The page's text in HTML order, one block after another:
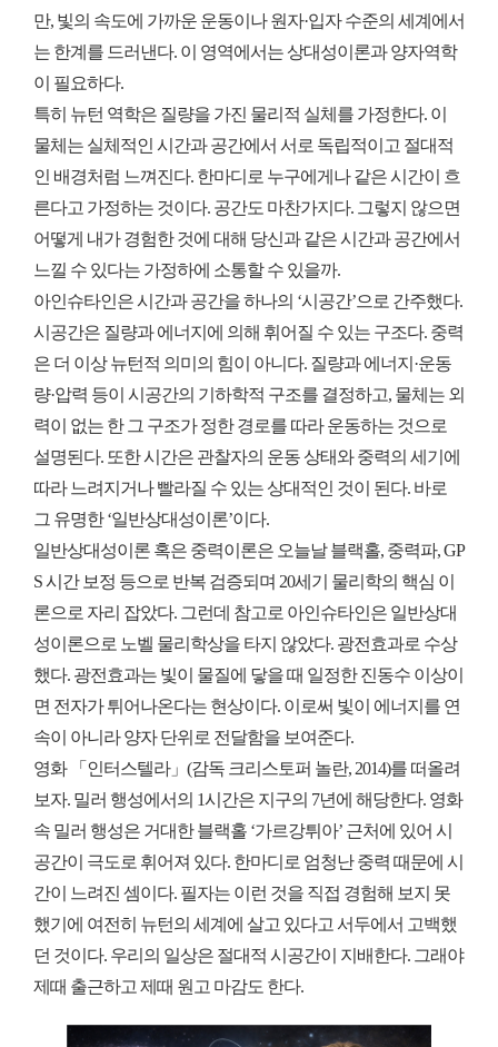
만, 빛의 속도에 가까운 운동이나 원자·입자 수준의 세계에서
는 한계를 드러낸다. 이 영역에서는 상대성이론과 양자역학
이 필요하다.
특히 뉴턴 역학은 질량을 가진 물리적 실체를 가정한다. 이
물체는 실체적인 시간과 공간에서 서로 독립적이고 절대적
인 배경처럼 느껴진다. 한마디로 누구에게나 같은 시간이 흐
른다고 가정하는 것이다. 공간도 마찬가지다. 그렇지 않으면
어떻게 내가 경험한 것에 대해 당신과 같은 시간과 공간에서
느낄 수 있다는 가정하에 소통할 수 있을까.
아인슈타인은 시간과 공간을 하나의 ‘시공간’으로 간주했다.
시공간은 질량과 에너지에 의해 휘어질 수 있는 구조다. 중력
은 더 이상 뉴턴적 의미의 힘이 아니다. 질량과 에너지·운동
량·압력 등이 시공간의 기하학적 구조를 결정하고, 물체는 외
력이 없는 한 그 구조가 정한 경로를 따라 운동하는 것으로
설명된다. 또한 시간은 관찰자의 운동 상태와 중력의 세기에
따라 느려지거나 빨라질 수 있는 상대적인 것이 된다. 바로
그 유명한 ‘일반상대성이론’이다.
일반상대성이론 혹은 중력이론은 오늘날 블랙홀, 중력파, GP
S 시간 보정 등으로 반복 검증되며 20세기 물리학의 핵심 이
론으로 자리 잡았다. 그런데 참고로 아인슈타인은 일반상대
성이론으로 노벨 물리학상을 타지 않았다. 광전효과로 수상
했다. 광전효과는 빛이 물질에 닿을 때 일정한 진동수 이상이
면 전자가 튀어나온다는 현상이다. 이로써 빛이 에너지를 연
속이 아니라 양자 단위로 전달함을 보여준다.
영화 「인터스텔라」(감독 크리스토퍼 놀란, 2014)를 떠올려
보자. 밀러 행성에서의 1시간은 지구의 7년에 해당한다. 영화
속 밀러 행성은 거대한 블랙홀 ‘가르강튀아’ 근처에 있어 시
공간이 극도로 휘어져 있다. 한마디로 엄청난 중력 때문에 시
간이 느려진 셈이다. 필자는 이런 것을 직접 경험해 보지 못
했기에 여전히 뉴턴의 세계에 살고 있다고 서두에서 고백했
던 것이다. 우리의 일상은 절대적 시공간이 지배한다. 그래야
제때 출근하고 제때 원고 마감도 한다.